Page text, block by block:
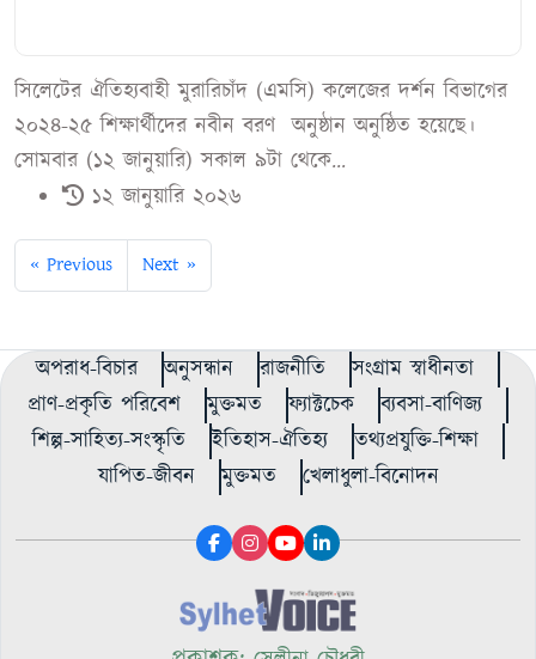
সিলেটের ঐতিহ্যবাহী মুরারিচাঁদ (এমসি) কলেজের দর্শন বিভাগের
২০২৪-২৫ শিক্ষার্থীদের নবীন বরণ অনুষ্ঠান অনুষ্ঠিত হয়েছে।
সোমবার (১২ জানুয়ারি) সকাল ৯টা থেকে...
১২ জানুয়ারি ২০২৬
« Previous Next »
অপরাধ-বিচার অনুসন্ধান রাজনীতি
সংগ্রাম স্বাধীনতা
প্রাণ-প্রকৃতি পরিবেশ
মুক্তমত ফ্যাক্টচেক
ব্যবসা-বাণিজ্য
শিল্প-সাহিত্য-সংস্কৃতি
ইতিহাস-ঐতিহ্য
তথ্যপ্রযুক্তি-শিক্ষা
যাপিত-জীবন
মুক্তমত খেলাধুলা-বিনোদন